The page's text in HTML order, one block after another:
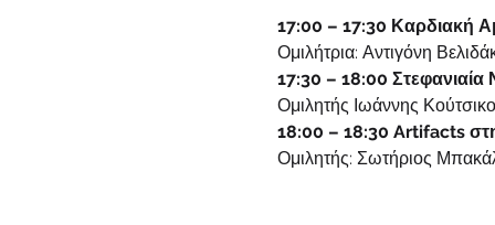
17:00 – 17:30 Καρδιακή
Ομιλήτρια: Αντιγόνη
17:30 – 18:00
Ομιλητής Ιωάννης
18:00 – 18:30 Artifacts
Ομιλητής: Σωτήριος